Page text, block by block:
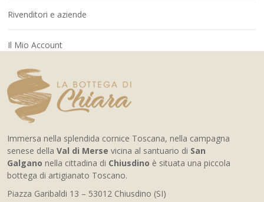
Rivenditori e aziende
Il Mio Account
Immersa nella splendida cornice Toscana, nella campagna
senese della Val di Merse vicina al santuario di San
Galgano nella cittadina di Chiusdino è situata una piccola
bottega di artigianato Toscano.
Piazza Garibaldi 13 – 53012 Chiusdino (SI)